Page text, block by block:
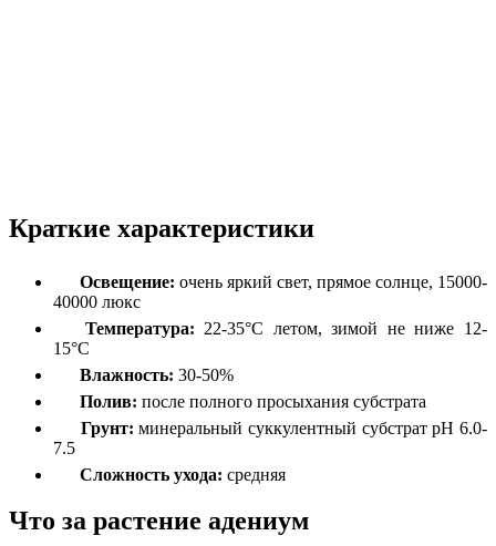
Краткие характеристики
Освещение: очень яркий свет, прямое солнце, 15000-
40000 люкс
Температура: 22-35°C летом, зимой не ниже 12-
15°C
Влажность: 30-50%
Полив: после полного просыхания субстрата
Грунт: минеральный суккулентный субстрат pH 6.0-
7.5
Сложность ухода: средняя
Что за растение адениум